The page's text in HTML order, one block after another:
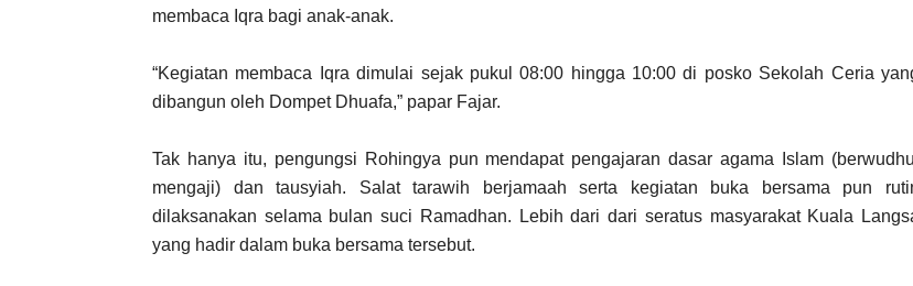
membaca Iqra bagi anak-anak.
“Kegiatan membaca Iqra dimulai sejak pukul 08:00 hingga 10:00 di posko Sekolah Ceria
dibangun oleh Dompet Dhuafa,” papar Fajar.
Tak hanya itu, pengungsi Rohingya pun mendapat pengajaran dasar agama Islam
mengaji) dan tausyiah. Salat tarawih berjamaah serta kegiatan buka bersama pun
dilaksanakan selama bulan suci Ramadhan. Lebih dari dari seratus masyarakat Kuala
yang hadir dalam buka bersama tersebut.